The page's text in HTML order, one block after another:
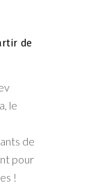
le
de
pour
!